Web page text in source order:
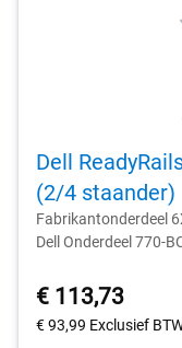
Dell
(2/4 staander)
Fabrikantonderdeel
Dell Onderdeel 770-
€ 113,73
€ 93,99 Exclusief